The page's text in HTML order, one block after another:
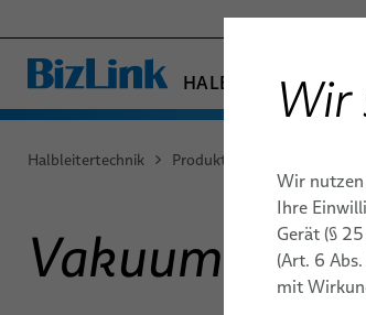
−
MOBILITÄT
HALBLEITERTECHNIK
TELECOM &
Hochfrequenzkabel
Flexible Sleeve Technology Kabel
PRODUCT NEWS
Halbleitertechnik Produkte & Dienstleistungen
Vakuumkabel
Wir
Wir nutzen
Ihre
Gerät (§
(Art. 6
mit